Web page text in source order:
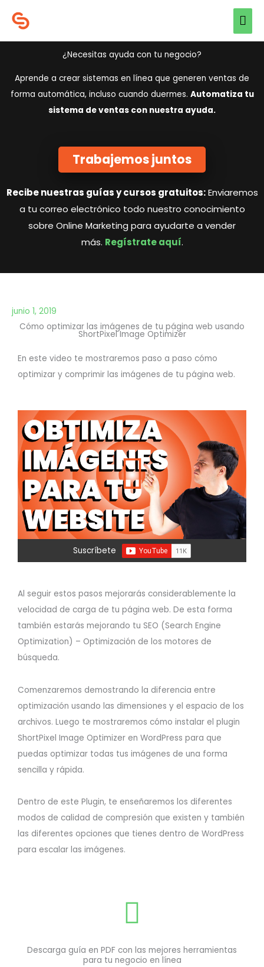
contenido
¿Necesitas ayuda con tu negocio?
Aprende a crear sistemas en línea que generen ventas de
forma automática, incluso cuando duermes. Automatiza tu
sistema de ventas con nuestra ayuda.
Trabajemos juntos
Recibe nuestras guías y cursos gratuitos:Enviaremos
a tu correo electrónico todo nuestro conocimiento
sobre Online Marketing para ayudarte a vender
más. Regístrate aquí.
junio 1, 2019
Cómo optimizar las imágenes de tu página web usando
ShortPixel Image Optimizer
En este video te mostraremos paso a paso cómo
optimizar y comprimir las imágenes de tu página web.
Suscríbete
Al seguir estos pasos mejorarás considerablemente la
velocidad de carga de tu página web. De esta forma
también estarás mejorando tu SEO (Search Engine
Optimization) – Optimización de los motores de
búsqueda.
Comenzaremos demostrando la diferencia entre
optimización usando las dimensiones y el espacio de los
archivos. Luego te mostraremos cómo instalar el plugin
ShortPixel Image Optimizer en WordPress para que
puedas optimizar todas tus imágenes de una forma
sencilla y rápida.
Dentro de este Plugin, te enseñaremos los diferentes
modos de calidad de compresión que existen y también
las diferentes opciones que tienes dentro de WordPress
para escalar las imágenes.
Descarga guía en PDF con las mejores herramientas
para tu negocio en línea